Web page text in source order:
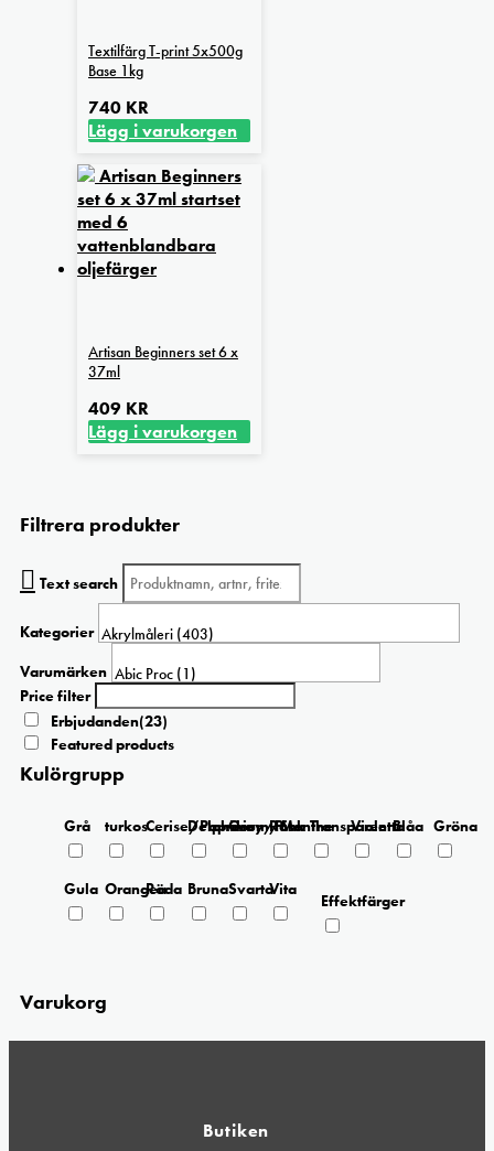
olika
alternativen
kan
väljas
produktsidan
Textilfärg T-print 5x500g
Base 1kg
740 KR
Lägg i varukorgen
Artisan Beginners set 6 x
37ml
409 KR
Lägg i varukorgen
Filtrera produkter
Text search
Kategorier
Varumärken
Price filter
Erbjudanden(23)
Featured products
Kulörgrupp
Grå turkosCerise/Paprika
Delphinium/Menthe
Grey/Pink
Rosa Transparent
ViolettaBlåa Gröna
Gula Orangea
Röda BrunaSvartaVita
Effektfärger
Varukorg
Butiken